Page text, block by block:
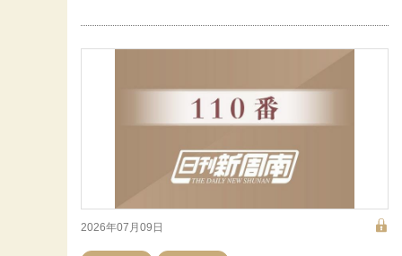
2026年07月09日